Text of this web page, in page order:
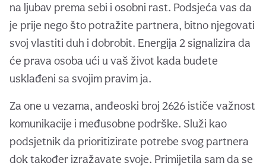
na ljubav prema sebi i osobni rast. Podsjeća vas da
je prije nego što potražite partnera, bitno njegovati
svoj vlastiti duh i dobrobit. Energija 2 signalizira da
će prava osoba ući u vaš život kada budete
usklađeni sa svojim pravim ja.
Za one u vezama, anđeoski broj 2626 ističe važnost
komunikacije i međusobne podrške. Služi kao
podsjetnik da prioritizirate potrebe svog partnera
dok također izražavate svoje. Primijetila sam da se